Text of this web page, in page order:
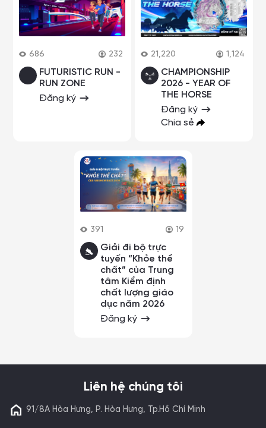
686 232
FUTURISTIC RUN -
RUN ZONE
Đăng ký
21,220 1,124
CHAMPIONSHIP
2026 - YEAR OF
THE HORSE
Đăng ký
Chia sẻ
391 19
Giải đi bộ trực
tuyến “Khỏe thể
chất” của Trung
tâm Kiểm định
chất lượng giáo
dục năm 2026
Đăng ký
Liên hệ chúng tôi
91/8A Hòa Hưng, P. Hòa Hưng, Tp.Hồ Chí Minh